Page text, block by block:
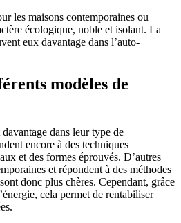
les maisons contemporaines ou
écologique, noble et isolant. La
eux davantage dans l’auto-
modèles de
dans leur type de
encore à des techniques
et des formes éprouvés. D’autres
et répondent à des méthodes
donc plus chères. Cependant, grâce
cela permet de rentabiliser